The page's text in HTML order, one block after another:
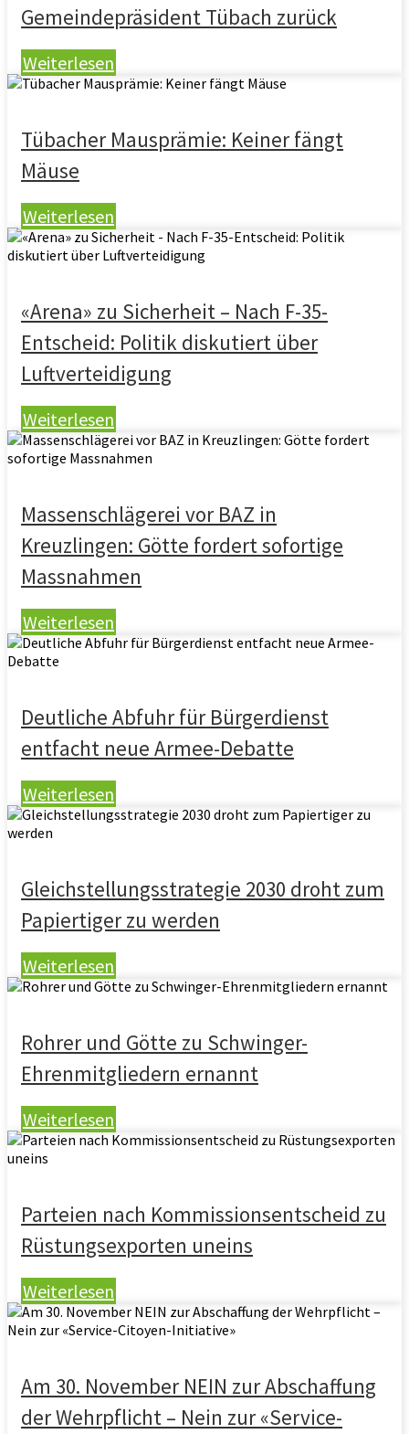
Gemeindepräsident Tübach zurück
Weiterlesen
Tübacher Mausprämie: Keiner fängt
Mäuse
Weiterlesen
«Arena» zu Sicherheit – Nach F-35-
Entscheid: Politik diskutiert über
Luftverteidigung
Weiterlesen
Massenschlägerei vor BAZ in
Kreuzlingen: Götte fordert sofortige
Massnahmen
Weiterlesen
Deutliche Abfuhr für Bürgerdienst
entfacht neue Armee-Debatte
Weiterlesen
Gleichstellungsstrategie 2030 droht zum
Papiertiger zu werden
Weiterlesen
Rohrer und Götte zu Schwinger-
Ehrenmitgliedern ernannt
Weiterlesen
Parteien nach Kommissionsentscheid zu
Rüstungsexporten uneins
Weiterlesen
Am 30. November NEIN zur Abschaffung
der Wehrpflicht – Nein zur «Service-